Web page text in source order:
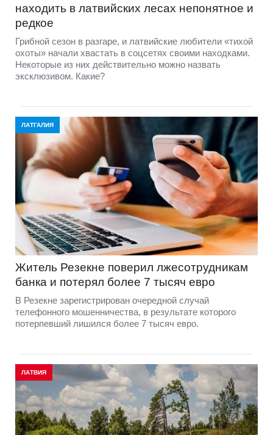
находить в латвийских лесах непонятное и
редкое
Грибной сезон в разгаре, и латвийские любители «тихой
охоты» начали хвастать в соцсетях своими находками.
Некоторые из них действительно можно назвать
эксклюзивом. Какие?
ЛАТГАЛИЯ
Житель Резекне поверил лжесотрудникам
банка и потерял более 7 тысяч евро
В Резекне зарегистрирован очередной случай
телефонного мошенничества, в результате которого
потерпевший лишился более 7 тысяч евро.
ЛАТВИЯ